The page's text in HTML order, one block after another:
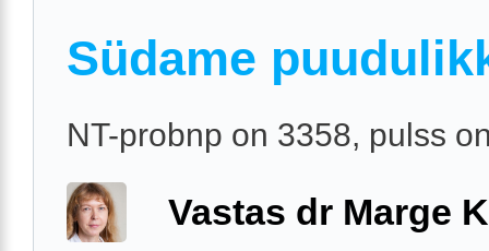
Südame
NT-probnp on 3358, pulss
Vastas dr Marge